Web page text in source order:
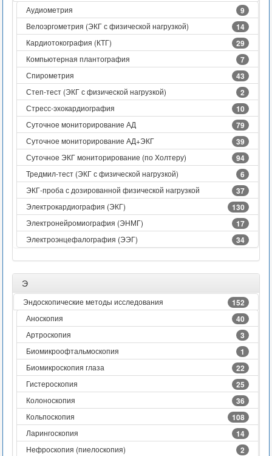
Аудиометрия 9
Велоэргометрия (ЭКГ с физической нагрузкой) 14
Кардиотокография (КТГ) 29
Компьютерная плантография 7
Спирометрия 43
Степ-тест (ЭКГ с физической нагрузкой) 2
Стресс-эхокардиография 10
Суточное мониторирование АД 79
Суточное мониторирование АД+ЭКГ 39
Суточное ЭКГ мониторирование (по Холтеру) 94
Тредмил-тест (ЭКГ с физической нагрузкой) 6
ЭКГ-проба с дозированной физической нагрузкой 37
Электрокардиография (ЭКГ) 130
Электронейромиография (ЭНМГ) 17
Электроэнцефалография (ЭЭГ) 34
Э
Эндоскопические методы исследования 152
Аноскопия 40
Артроскопия 3
Биомикроофтальмоскопия 1
Биомикроскопия глаза 22
Гистероскопия 25
Колоноскопия 36
Кольпоскопия 108
Ларингоскопия 14
Нефроскопия (пиелоскопия) 2